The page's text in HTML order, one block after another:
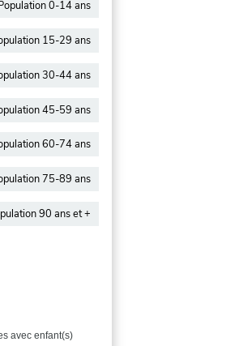
0-14 ans
15-29 ans
30-44 ans
45-59 ans
60-74 ans
75-89 ans
90 ans et +
avec enfant(s)